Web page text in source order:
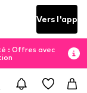
Vers l'app
: Offres avec